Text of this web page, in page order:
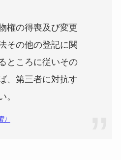
権の得喪及び変更
その他の登記に関
ところに従いその
、第三者に対抗す
。